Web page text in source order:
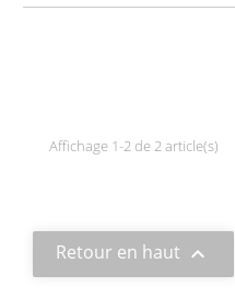
Affichage 1-2 de 2 article(s)
Retour en haut 